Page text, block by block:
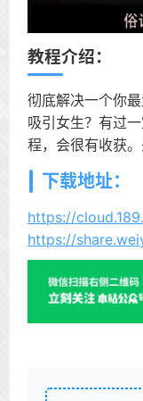
教程介绍：
彻底解决一个你
吸引女生？有过
程，会很有收获
下载地址：
https://
https://